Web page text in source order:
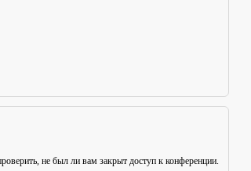
не был ли вам закрыт доступ к конференции.